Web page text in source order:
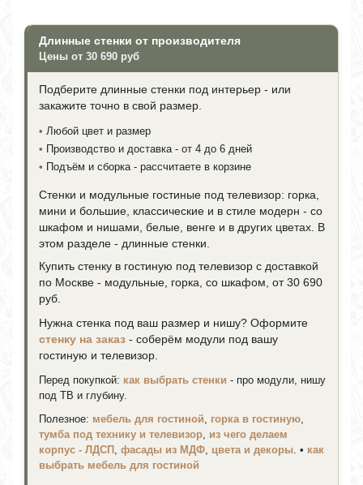
Длинные стенки от производителя
Цены от 30 690 руб
Подберите длинные стенки под интерьер - или
закажите точно в свой размер.
• Любой цвет и размер
• Производство и доставка - от 4 до 6 дней
• Подъём и сборка - рассчитаете в корзине
Стенки и модульные гостиные под телевизор: горка,
мини и большие, классические и в стиле модерн - со
шкафом и нишами, белые, венге и в других цветах. В
этом разделе - длинные стенки.
Купить стенку в гостиную под телевизор с доставкой
по Москве - модульные, горка, со шкафом, от 30 690
руб.
Нужна стенка под ваш размер и нишу? Оформите
стенку на заказ - соберём модули под вашу
гостиную и телевизор.
Перед покупкой: как выбрать стенки - про модули, нишу
под ТВ и глубину.
Полезное: мебель для гостиной, горка в гостиную,
тумба под технику и телевизор, из чего делаем
корпус - ЛДСП , фасады из МДФ, цвета и декоры. • как
выбрать мебель для гостиной